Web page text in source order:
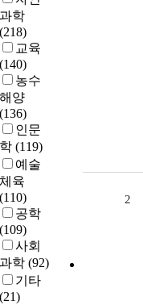
과학
(218)
교육
(140)
농수
해양
(136)
인문
학 (119)
예술
체육
(110)
공학
(109)
사회
과학 (92)
기타
(21)
2